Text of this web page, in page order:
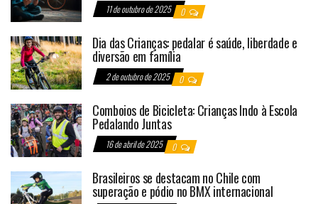
11 de outubro de 2025 0
Dia das Crianças: pedalar é saúde, liberdade e
diversão em família
2 de outubro de 2025 0
Comboios de Bicicleta: Crianças Indo à Escola
Pedalando Juntas
16 de abril de 2025 0
Brasileiros se destacam no Chile com
superação e pódio no BMX internacional